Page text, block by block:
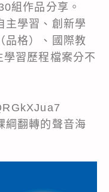
組作品分享。
主學習、創新學
品格）、國際教
習歷程檔案分不
綱翻轉的聲音海